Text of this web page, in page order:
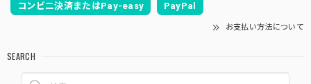
コンビニ決済またはPay-easy PayPal
お支払い方法について
SEARCH